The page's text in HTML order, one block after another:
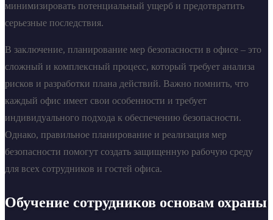
минимизировать потенциальный ущерб и предотвратить
серьезные последствия.
В заключение, планирование мер безопасности в офисе – это
сложный и комплексный процесс, который требует анализа
рисков и разработки плана действий. Важно помнить, что
каждый офис имеет свои особенности и требует
индивидуального подхода к обеспечению безопасности.
Однако, правильное планирование и реализация мер
безопасности помогут создать защищенную рабочую среду
для всех сотрудников и гостей офиса.
Обучение сотрудников основам охраны